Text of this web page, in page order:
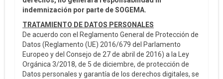
indemnización por parte de SOGEMA.
TRATAMIENTO DE DATOS PERSONALES
De acuerdo con el Reglamento General de Protección de
Datos (Reglamento (UE) 2016/679 del Parlamento
Europeo y del Consejo de 27 de abril de 2016) a la Ley
Orgánica 3/2018, de 5 de diciembre, de protección de
Datos personales y garantía de los derechos digitales, se